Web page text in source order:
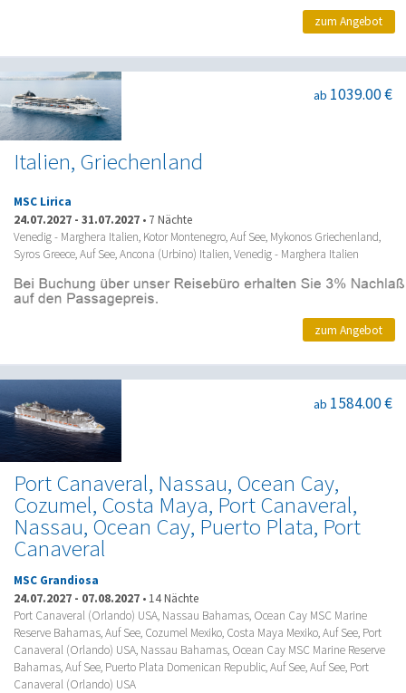
zum Angebot
Italien, Griechenland
ab 1039.00 €
MSC Lirica
24.07.2027 - 31.07.2027 • 7 Nächte
Venedig - Marghera Italien, Kotor Montenegro, Auf See, Mykonos Griechenland,
Syros Greece, Auf See, Ancona (Urbino) Italien, Venedig - Marghera Italien
zum Angebot
Port Canaveral, Nassau, Ocean Cay,
Cozumel, Costa Maya, Port Canaveral,
Nassau, Ocean Cay, Puerto Plata, Port
Canaveral
ab 1584.00 €
MSC Grandiosa
24.07.2027 - 07.08.2027 • 14 Nächte
Port Canaveral (Orlando) USA, Nassau Bahamas, Ocean Cay MSC Marine
Reserve Bahamas, Auf See, Cozumel Mexiko, Costa Maya Mexiko, Auf See, Port
Canaveral (Orlando) USA, Nassau Bahamas, Ocean Cay MSC Marine Reserve
Bahamas, Auf See, Puerto Plata Domenican Republic, Auf See, Auf See, Port
Canaveral (Orlando) USA